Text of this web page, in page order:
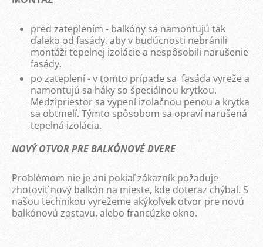
pred zateplením - balkóny sa namontujú tak
ďaleko od fasády, aby v budúcnosti nebránili
montáži tepelnej izolácie a nespôsobili narušenie
fasády.
po zateplení - v tomto prípade sa fasáda vyreže a
namontujú sa háky so špeciálnou krytkou.
Medzipriestor sa vypení izolačnou penou a krytka
sa obtmelí. Týmto spôsobom sa opraví narušená
tepelná izolácia.
NOVÝ OTVOR PRE BALKÓNOVÉ DVERE
Problémom nie je ani pokiaľ zákazník požaduje
zhotoviť nový balkón na mieste, kde doteraz chýbal. S
našou technikou vyrežeme akýkoľvek otvor pre novú
balkónovú zostavu, alebo francúzke okno.